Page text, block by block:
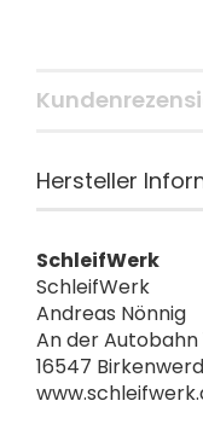
Hersteller
SchleifWerk
SchleifWerk
Andreas Nönnig
An der Autobahn
16547